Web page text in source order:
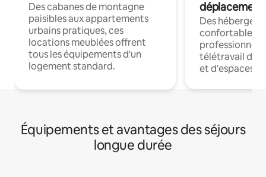
Des cabanes de montagne
paisibles aux appartements
urbains pratiques, ces
locations meublées offrent
tous les équipements d'un
logement standard.
déplacement
Des
confortables
professionnels
télétravail
et d'espaces
Équipements et avantages des séjours
longue durée